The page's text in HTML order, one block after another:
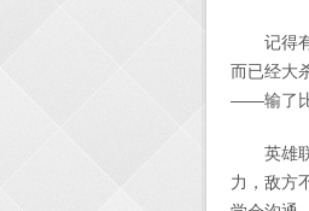
记得
而已经大
——输了比
英雄
力，敌方